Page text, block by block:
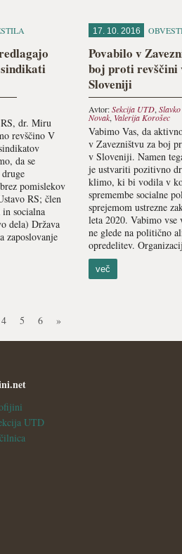
dr. Miru
revščino V
da se
pomislekov
RS; člen
socialna
dela) Država
zaposlovanje
17. 10. 2016
Povabilo v
boj proti revščini
Sloveniji
Avtor:Sekcija UTD,
Novak, Valerija Korošec
Vabimo Vas, da
v Zavezništvu za boj
v Sloveniji. Namen
je ustvariti pozitivno
klimo, ki bi vodila v
spremembe socialne
sprejemom ustrezne
leta 2020. Vabimo
ne glede na politično
opredelitev.
več
4 5 6 »
UTD